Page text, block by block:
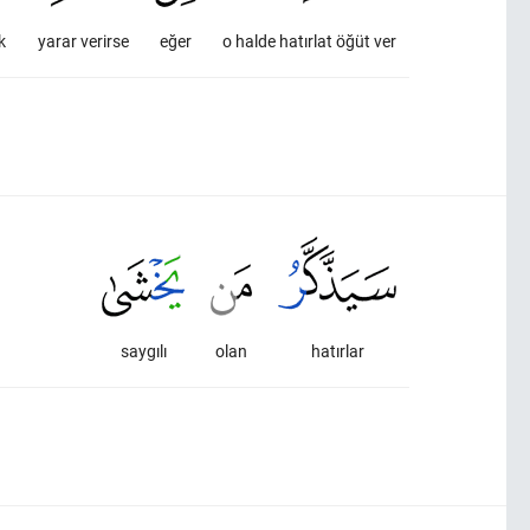
o halde hatırlat öğüt ver
eğer
yarar verirse
hatırlar
olan
saygılı